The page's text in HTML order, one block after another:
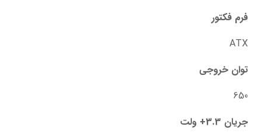
فرم فکتور
ATX
توان خروجی
650
جریان 3.3+ ولت